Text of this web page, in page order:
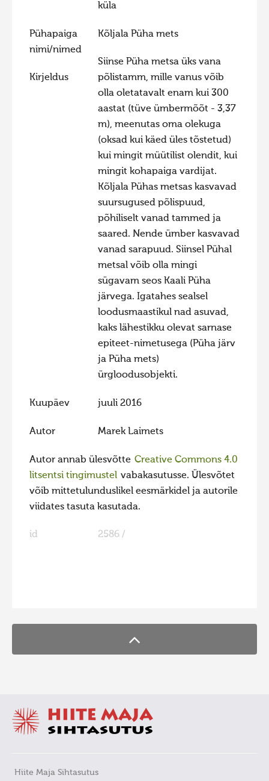
Hiite kuvavõistlus 2020 lisa
Liikuvad kuvad 2020
Hiite kuvavõistlus 2019
Hiite kuvavõistlus 2018
Hiite kuvavõistlus 2017
Hiite kuvavõistlus 2016
Hiite kuvavõistlus 2015
Hiite kuvavõistlus 2014
Hiite kuvavõistlus 2013
Hiite kuvavõistlus 2012
Hiite kuvavõistlus 2011
Hiite kuvavõistlus 2009
Hiite kuvavõistlus 2008
küla
Pühapaiga
nimi/nimed
Kõljala Püha mets
Kirjeldus
Siinse Püha metsa üks vana
põlistamm, mille vanus võib
olla oletatavalt enam kui 300
aastat (tüve ümbermõõt - 3,37
m), meenutas oma olekuga
(oksad kui käed üles tõstetud)
kui mingit müütilist olendit, kui
mingit kohapaiga vardijat.
Kõljala Pühas metsas kasvavad
suursugused põlispuud,
põhiliselt vanad tammed ja
saared. Nende ümber kasvavad
vanad sarapuud. Siinsel Pühal
metsal võib olla mingi
sügavam seos Kaali Püha
järvega. Igatahes sealsel
loodusmaastikul nad asuvad,
kaks lähestikku olevat sarnase
epiteet-nimetusega (Püha järv
ja Püha mets)
ürgloodusobjekti.
Kuupäev juuli 2016
Autor Marek Laimets
Autor annab ülesvõtte Creative Commons 4.0
litsentsi tingimustel vabakasutusse. Ülesvõtet
võib mittetulunduslikel eesmärkidel ja autorile
viidates tasuta kasutada.
id 2586 /
Hiite Maja Sihtasutus